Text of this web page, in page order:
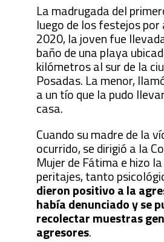
La madrugada del
luego de los festejos por
2020, la joven fue
baño de una playa
kilómetros al sur de la
Posadas. La menor,
a un tío que la pudo
casa.
Cuando su madre de la
ocurrido, se dirigió a la
Mujer de Fátima e hizo
peritajes, tanto
dieron positivo a la
había denunciado y se
recolectar muestras
agresores.